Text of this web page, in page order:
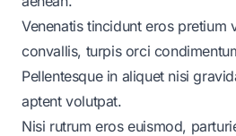
Venenatis tincidunt eros pretium
convallis, turpis orci
Pellentesque in aliquet nisi
aptent volutpat.
Nisi rutrum eros euismod,